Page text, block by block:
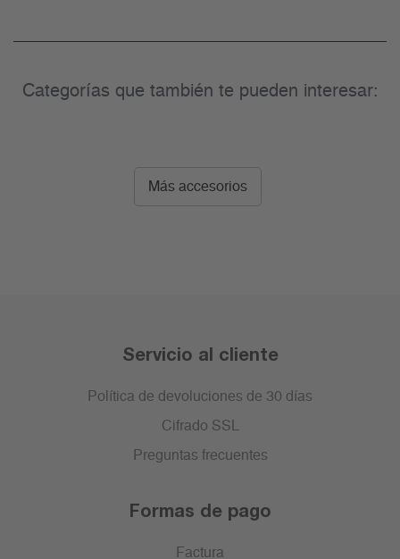
Categorías que también te pueden interesar:
Más accesorios
Servicio al cliente
Política de devoluciones de 30 días
Cifrado SSL
Preguntas frecuentes
Formas de pago
Factura